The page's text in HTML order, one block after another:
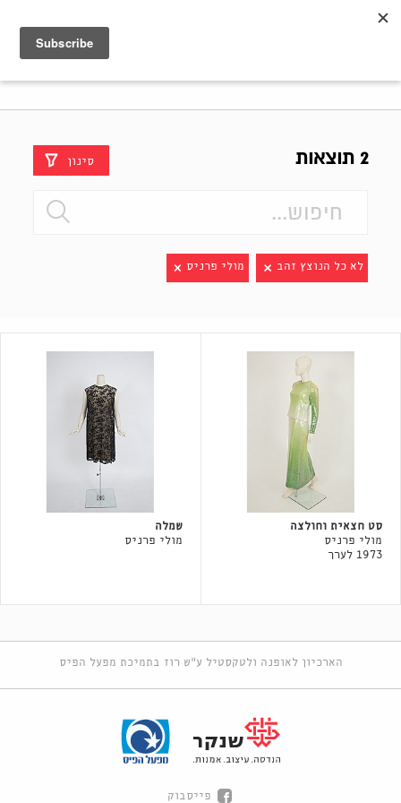
2 תוצאות סינון
לא כל הנוצץ זהב מולי פרניס
סט חצאית וחולצה
מולי פרניס
1973 לערך
שמלה
מולי פרניס
הארכיון לאופנה ולטקסטיל ע"ש רוז בתמיכת מפעל הפיס
פייסבוק